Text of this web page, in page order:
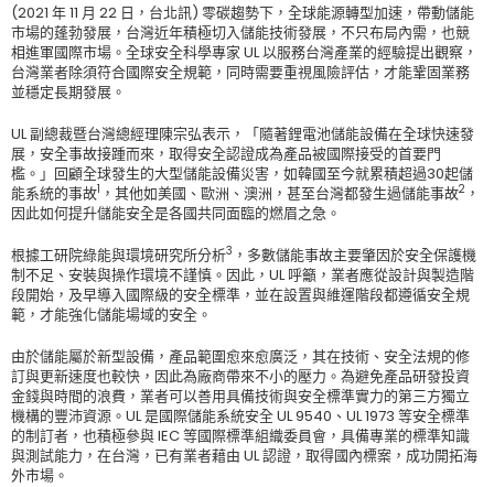
(2021 年 11 月 22 日，台北訊) 零碳趨勢下，全球能源轉型加速，帶動儲能
市場的蓬勃發展，台灣近年積極切入儲能技術發展，不只布局內需，也競
相進軍國際市場。全球安全科學專家 UL 以服務台灣產業的經驗提出觀察，
台灣業者除須符合國際安全規範，同時需要重視風險評估，才能鞏固業務
並穩定長期發展。
UL 副總裁暨台灣總經理陳宗弘表示，「隨著鋰電池儲能設備在全球快速發
展，安全事故接踵而來，取得安全認證成為產品被國際接受的首要門
檻。」回顧全球發生的大型儲能設備災害，如韓國至今就累積超過30起儲
能系統的事故1 ，其他如美國、歐洲、澳洲，甚至台灣都發生過儲能事故2 ，
因此如何提升儲能安全是各國共同面臨的燃眉之急。
根據工研院綠能與環境研究所分析3 ，多數儲能事故主要肇因於安全保護機
制不足、安裝與操作環境不謹慎。因此，UL 呼籲，業者應從設計與製造階
段開始，及早導入國際級的安全標準，並在設置與維運階段都遵循安全規
範，才能強化儲能場域的安全。
由於儲能屬於新型設備，產品範圍愈來愈廣泛，其在技術、安全法規的修
訂與更新速度也較快，因此為廠商帶來不小的壓力。為避免產品研發投資
金錢與時間的浪費，業者可以善用具備技術與安全標準實力的第三方獨立
機構的豐沛資源。UL 是國際儲能系統安全 UL 9540、UL 1973 等安全標準
的制訂者，也積極參與 IEC 等國際標準組織委員會，具備專業的標準知識
與測試能力，在台灣，已有業者藉由 UL 認證，取得國內標案，成功開拓海
外市場。